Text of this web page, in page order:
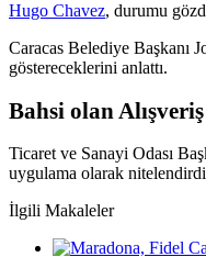
Hugo Chavez, durumu
Caracas Belediye Başkanı
göstereceklerini anlattı.
Bahsi olan
Ticaret ve Sanayi Odası
uygulama olarak
İlgili Makaleler